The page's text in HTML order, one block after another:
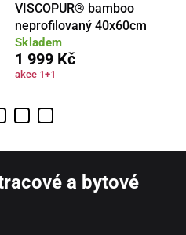
VISCOPUR® bamboo
neprofilovaný 40x60cm
Skladem
1 999 Kč
akce 1+1
a bytové